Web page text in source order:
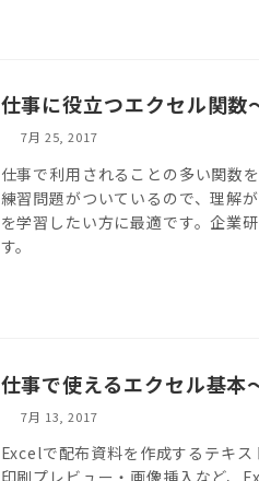
仕事に役立つエクセル関数
7月 25, 2017
仕事で利用されることの多い関数
練習問題がついているので、理解
を学習したい方に最適です。企業
す。
仕事で使えるエクセル基本
7月 13, 2017
Excelで配布資料を作成するテキス